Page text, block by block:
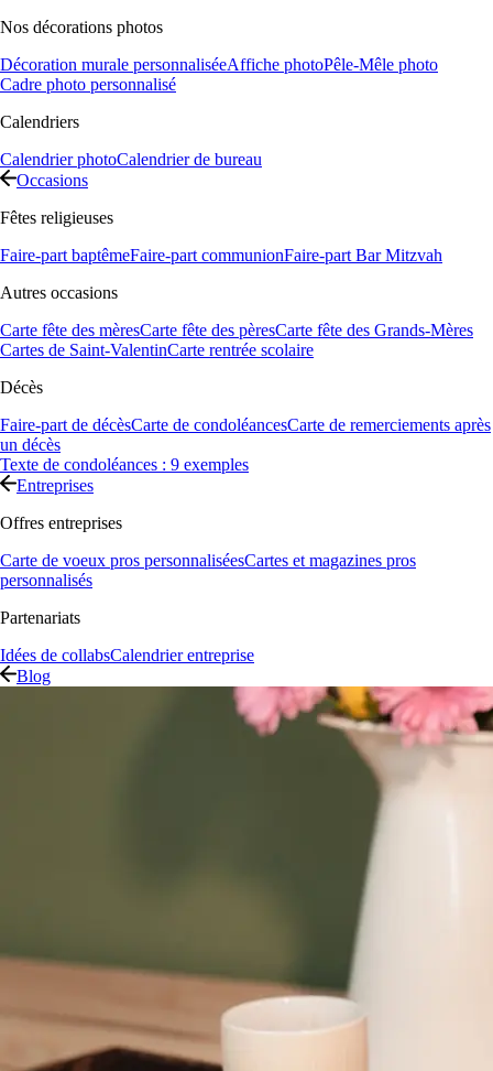
Nos décorations photos
Décoration murale personnaliséeAffiche photoPêle-Mêle photo
Cadre photo personnalisé
Calendriers
Calendrier photoCalendrier de bureau
Occasions
Fêtes religieuses
Faire-part baptêmeFaire-part communionFaire-part Bar Mitzvah
Autres occasions
Carte fête des mèresCarte fête des pèresCarte fête des Grands-Mères
Cartes de Saint-ValentinCarte rentrée scolaire
Décès
Faire-part de décèsCarte de condoléancesCarte de remerciements après
un décès
Texte de condoléances : 9 exemples
Entreprises
Offres entreprises
Carte de voeux pros personnaliséesCartes et magazines pros
personnalisés
Partenariats
Idées de collabsCalendrier entreprise
Blog